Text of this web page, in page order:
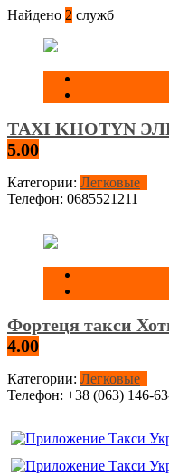
Найдено 2 служб
TAXI KHOTYN
5.00
Категории: Легковые
Телефон: 0685521211
Фортеця такси
4.00
Категории: Легковые
Телефон: +38 (063) 146-